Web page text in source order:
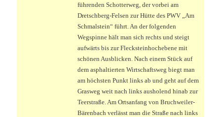
führenden Schotterweg, der vorbei am
Dretschberg-Felsen zur Hütte des PWV „Am
Schmalstein“ führt. An der folgenden
Wegspinne hält man sich rechts und steigt
aufwärts bis zur Flecksteinhochebene mit
schönen Ausblicken. Nach einem Stück auf
dem asphaltierten Wirtschaftsweg biegt man
am höchsten Punkt links ab und geht auf dem
Grasweg weit nach links ausholend hinab zur
Teerstraße. Am Ortsanfang von Bruchweiler-
Bärenbach verlässt man die Straße nach links